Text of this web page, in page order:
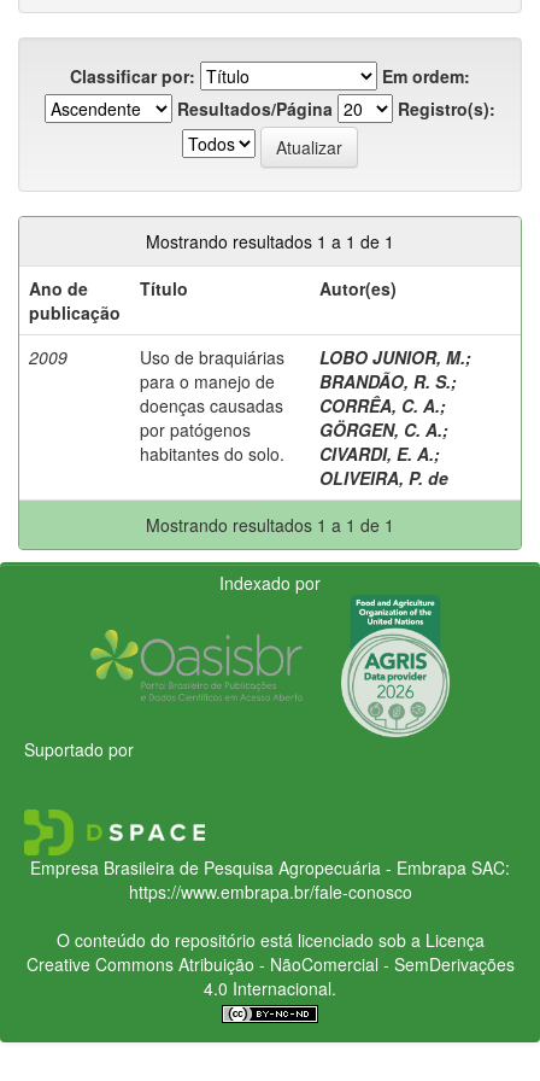
Classificar por:
Em ordem:
Resultados/Página
Registro(s):
Mostrando resultados 1 a 1 de 1
Ano de
publicação
Título Autor(es)
2009
Uso de braquiárias
para o manejo de
doenças causadas
por patógenos
habitantes do solo.
LOBO JUNIOR, M.;
BRANDÃO, R. S.;
CORRÊA, C. A.;
GÖRGEN, C. A.;
CIVARDI, E. A.;
OLIVEIRA, P. de
Mostrando resultados 1 a 1 de 1
Indexado por
Suportado por
Empresa Brasileira de Pesquisa Agropecuária - Embrapa SAC:
https://www.embrapa.br/fale-conosco
O conteúdo do repositório está licenciado sob a Licença
Creative CommonsAtribuição - NãoComercial - SemDerivações
4.0 Internacional.